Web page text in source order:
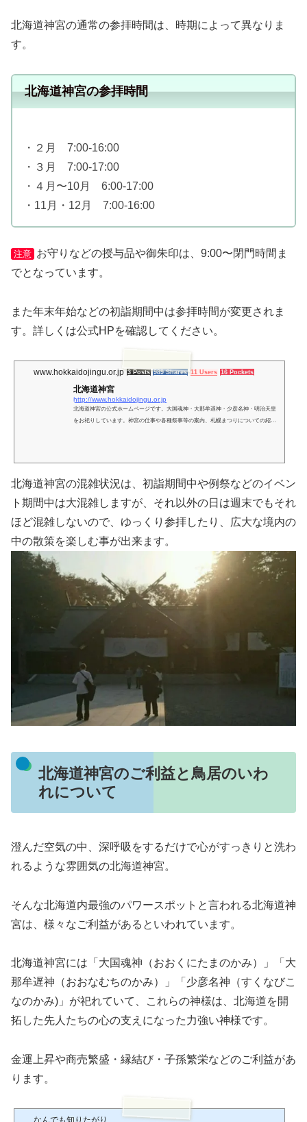
北海道神宮の通常の参拝時間は、時期によって異なりま
す。
北海道神宮の参拝時間
・２月 7:00-16:00
・３月 7:00-17:00
・４月〜10月 6:00-17:00
・11月・12月 7:00-16:00
注意 お守りなどの授与品や御朱印は、9:00〜閉門時間ま
でとなっています。
また年末年始などの初詣期間中は参拝時間が変更されま
す。詳しくは公式HPを確認してください。
www.hokkaidojingu.or.jp 3 Posts 989 Shares 11 Users 16 Pockets
北海道神宮
http://www.hokkaidojingu.or.jp
北海道神宮の公式ホームページです。大国魂神・大那牟遅神・少彦名神・明治天皇
をお祀りしています。神宮の仕事や各種祭事等の案内、札幌まつりについての紹介
北海道神宮の混雑状況は、初詣期間中や例祭などのイベン
ト期間中は大混雑しますが、それ以外の日は週末でもそれ
ほど混雑しないので、ゆっくり参拝したり、広大な境内の
中の散策を楽しむ事が出来ます。
北海道神宮のご利益と鳥居のいわ
れについて
澄んだ空気の中、深呼吸をするだけで心がすっきりと洗わ
れるような雰囲気の北海道神宮。
そんな北海道内最強のパワースポットと言われる北海道神
宮は、様々なご利益があるといわれています。
北海道神宮には「大国魂神（おおくにたまのかみ）」「大
那牟遅神（おおなむちのかみ）」「少彦名神（すくなびこ
なのかみ)」が祀れていて、これらの神様は、北海道を開
拓した先人たちの心の支えになった力強い神様です。
金運上昇や商売繁盛・縁結び・子孫繁栄などのご利益があ
ります。
なんでも知りたがり